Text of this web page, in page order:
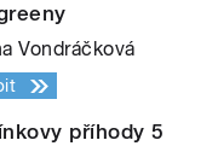
Vondráčková
příhody 5